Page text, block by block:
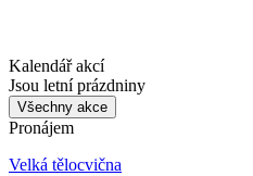
Kalendář akcí
Jsou letní prázdniny
Všechny akce
Pronájem
Velká tělocvična